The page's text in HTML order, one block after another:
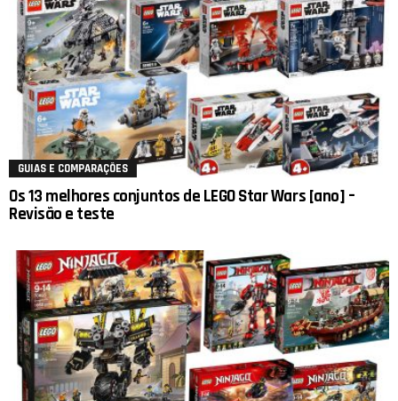
GUIAS E COMPARAÇÕES
Os 13 melhores conjuntos de LEGO Star Wars [ano] –
Revisão e teste